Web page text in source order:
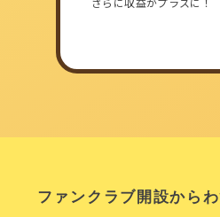
ファンクラブ開設から